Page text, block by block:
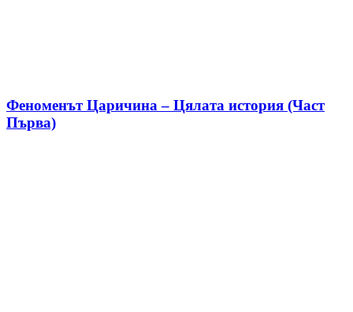
Феноменът Царичина – Цялата история (Част
Първа)